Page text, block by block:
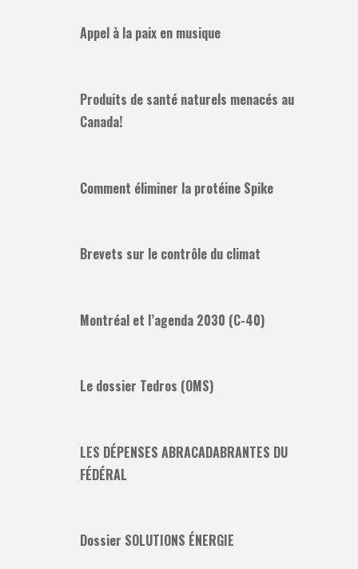
Appel à la paix en musique
Produits de santé naturels menacés au
Canada!
Comment éliminer la protéine Spike
Brevets sur le contrôle du climat
Montréal et l’agenda 2030 (C-40)
Le dossier Tedros (OMS)
LES DÉPENSES ABRACADABRANTES DU
FÉDÉRAL
Dossier SOLUTIONS ÉNERGIE